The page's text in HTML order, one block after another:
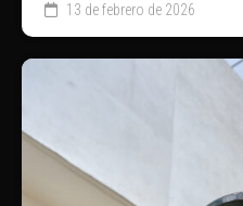
13 de febrero de 2026